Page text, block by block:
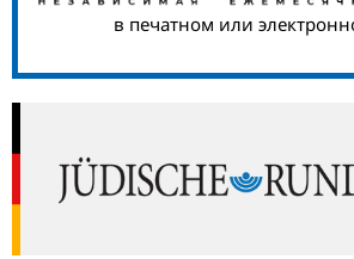
в печатном или